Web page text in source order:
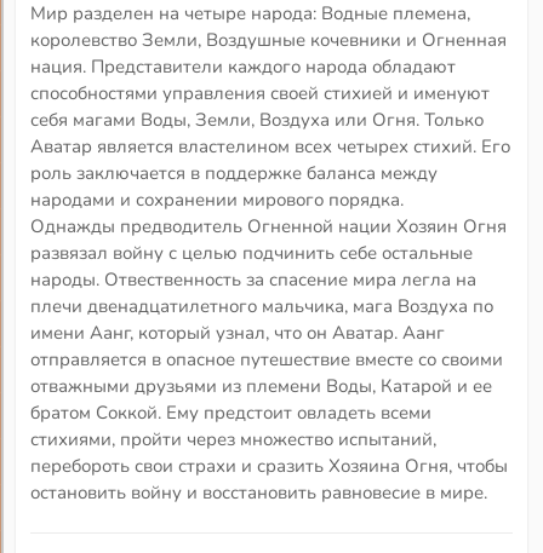
Мир разделен на четыре народа: Водные племена,
королевство Земли, Воздушные кочевники и Огненная
нация. Представители каждого народа обладают
способностями управления своей стихией и именуют
себя магами Воды, Земли, Воздуха или Огня. Только
Аватар является властелином всех четырех стихий. Его
роль заключается в поддержке баланса между
народами и сохранении мирового порядка.
Однажды предводитель Огненной нации Хозяин Огня
развязал войну с целью подчинить себе остальные
народы. Отвественность за спасение мира легла на
плечи двенадцатилетного мальчика, мага Воздуха по
имени Аанг, который узнал, что он Аватар. Аанг
отправляется в опасное путешествие вместе со своими
отважными друзьями из племени Воды, Катарой и ее
братом Соккой. Ему предстоит овладеть всеми
стихиями, пройти через множество испытаний,
перебороть свои страхи и сразить Хозяина Огня, чтобы
остановить войну и восстановить равновесие в мире.